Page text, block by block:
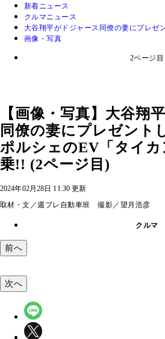
新着ニュース
クルマニュース
大谷翔平がドジャース同僚の妻にプレ
画像・写真
2ページ目
【画像・写真】大谷翔
同僚の妻にプレゼント
ポルシェのEV「タイカ
乗!! (2ページ目)
2024年02月28日 11:30 更新
取材・文／週プレ自動車班 撮影／望月浩彦
クルマ
前へ
次へ